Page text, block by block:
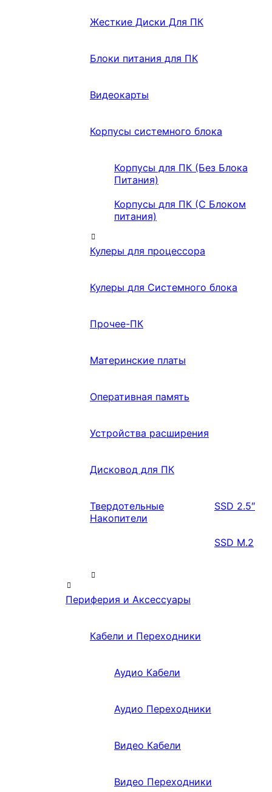
Жесткие Диски Для ПК
Блоки питания для ПК
Видеокарты
Корпусы системного блока
Корпусы для ПК (Без Блока
Питания)
Корпусы для ПК (С Блоком
питания)
Кулеры для процессора
Кулеры для Системного блока
Прочее-ПК
Материнские платы
Оперативная память
Устройства расширения
Дисковод для ПК
Твердотельные
Накопители
SSD 2.5″
SSD M.2
Периферия и Аксессуары
Кабели и Переходники
Аудио Кабели
Аудио Переходники
Видео Кабели
Видео Переходники